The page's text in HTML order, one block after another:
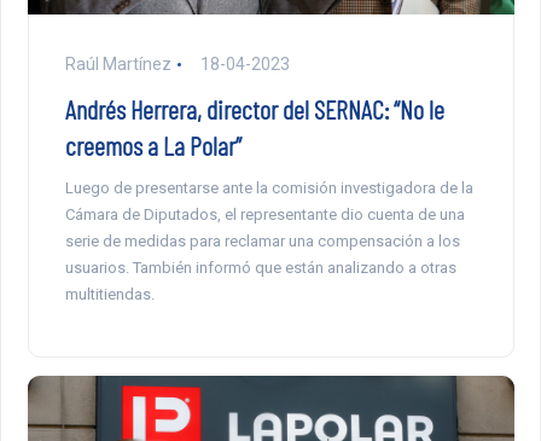
Raúl Martínez 18-04-2023
Andrés Herrera, director del SERNAC: “No le
creemos a La Polar”
Luego de presentarse ante la comisión investigadora de la
Cámara de Diputados, el representante dio cuenta de una
serie de medidas para reclamar una compensación a los
usuarios. También informó que están analizando a otras
multitiendas.